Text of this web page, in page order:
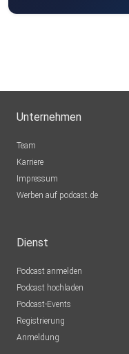
Unternehmen
Team
Karriere
Impressum
Werben auf podcast.de
Dienst
Podcast anmelden
Podcast hochladen
Podcast-Events
Registrierung
Anmeldung